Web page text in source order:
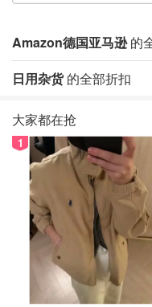
Amazon德国亚马逊的
日用杂货的全部折扣
大家都在抢
1